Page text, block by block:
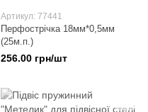
Артикул: 77441
Перфострічка 18мм*0,5мм
(25м.п.)
256.00 грн/шт